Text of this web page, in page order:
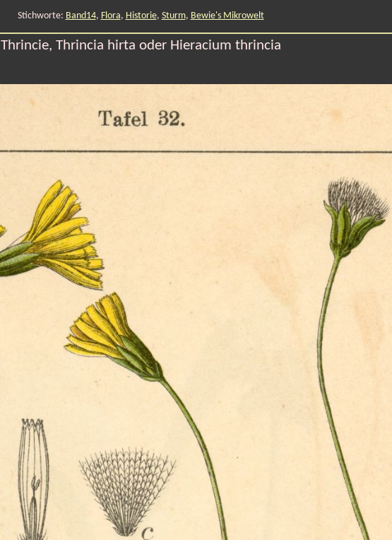
Stichworte: Band14, Flora, Historie, Sturm, Bewie's Mikrowelt
Thrincie, Thrincia hirta oder Hieracium thrincia